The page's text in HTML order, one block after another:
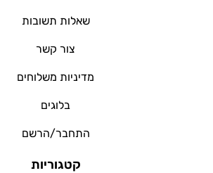
קטגוריות
שאלות תשובות
צור קשר
מדיניות משלוחים
בלוגים
התחבר/הרשם